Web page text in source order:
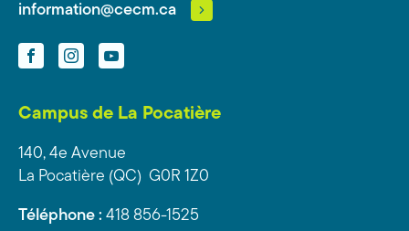
information@cecm.ca
FacebookInstagramYouTube
Campus de La Pocatière
140, 4e Avenue
La Pocatière (QC) G0R 1Z0
Téléphone : 418 856-1525